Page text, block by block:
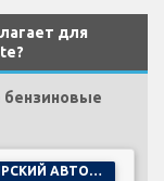
для
бензиновые